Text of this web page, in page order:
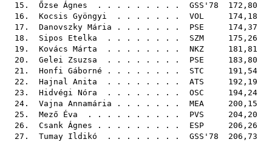
15. Őzse Ágnes . . . . . . . . . GSS'78 172,80
16. Kocsis Gyöngyi . . . . . . . VOL 174,18
17. Danovszky Mária . . . . . . . PSE 174,37
18. Sipos Etelka . . . . . . . . SZM 175,26
19. Kovács Márta . . . . . . . . NKZ 181,81
20. Gelei Zsuzsa . . . . . . . . PSE 183,80
21. Honfi Gáborné . . . . . . . . STC 191,54
22. Hajnal Anita . . . . . . . . ATS 192,19
23. Hidvégi Nóra . . . . . . . . OSC 194,24
24. Vajna Annamária . . . . . . . MEA 200,15
25. Mező Éva . . . . . . . . . . PVS 204,20
26. Csank Ágnes . . . . . . . . . ESP 206,26
27. Tumay Ildikó . . . . . . . . GSS'78 206,73